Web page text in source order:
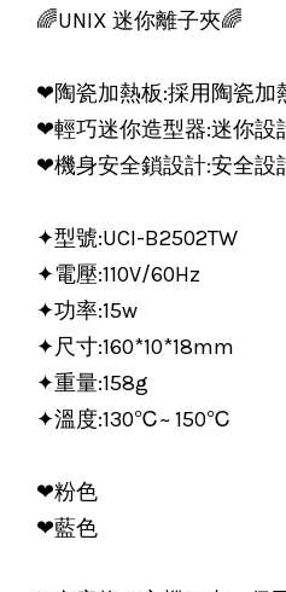
🌈UNIX 迷你離子夾🌈
❤陶瓷加熱板:採用陶瓷加
❤輕巧迷你造型器:迷你設
❤機身安全鎖設計:安全設
✦型號:UCI-B2502TW
✦電壓:110V/60Hz
✦功率:15w
✦尺寸:160*10*18mm
✦重量:158g
✦溫度:130℃~ 150℃
❤粉色
❤藍色